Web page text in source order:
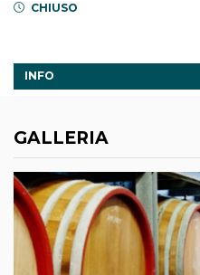
CHIUSO
INFO
GALLERIA